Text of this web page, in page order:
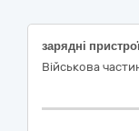
зарядні
Військова